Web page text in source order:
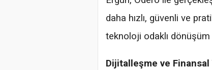
daha hızlı, güvenli ve
teknoloji odaklı dönüşüm
Dijitalleşme ve